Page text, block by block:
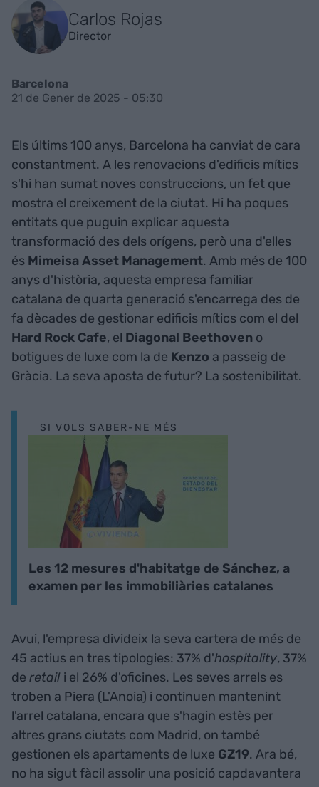
Carlos Rojas
Director
Barcelona
21 de Gener de 2025 - 05:30
Els últims 100 anys, Barcelona ha canviat de cara
constantment. A les renovacions d'edificis mítics
s'hi han sumat noves construccions, un fet que
mostra el creixement de la ciutat. Hi ha poques
entitats que puguin explicar aquesta
transformació des dels orígens, però una d'elles
és Mimeisa Asset Management. Amb més de 100
anys d'història, aquesta empresa familiar
catalana de quarta generació s'encarrega des de
fa dècades de gestionar edificis mítics com el del
Hard Rock Cafe, el Diagonal Beethoven o
botigues de luxe com la de Kenzo a passeig de
Gràcia. La seva aposta de futur? La sostenibilitat.
SI VOLS SABER-NE MÉS
Les 12 mesures d'habitatge de Sánchez, a
examen per les immobiliàries catalanes
Avui, l'empresa divideix la seva cartera de més de
45 actius en tres tipologies: 37% d'hospitality, 37%
de retail i el 26% d'oficines. Les seves arrels es
troben a Piera (L'Anoia) i continuen mantenint
l'arrel catalana, encara que s'hagin estès per
altres grans ciutats com Madrid, on també
gestionen els apartaments de luxe GZ19. Ara bé,
no ha sigut fàcil assolir una posició capdavantera